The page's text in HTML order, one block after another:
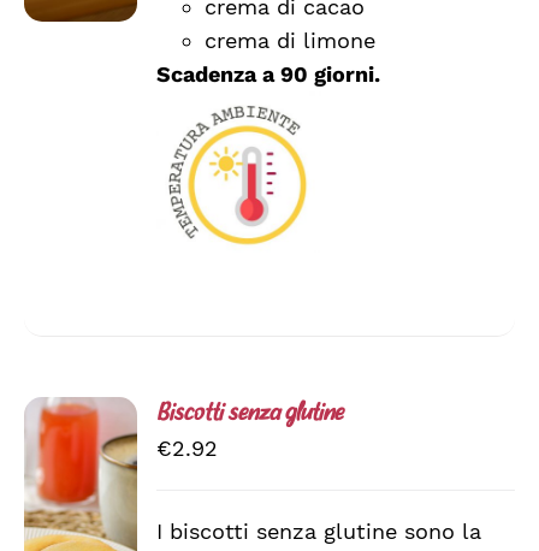
POSSONO
PRODOTTO
crema di cacao
crema di limone
Scadenza a 90 giorni.
Biscotti senza glutine
€2.92
I biscotti senza glutine sono la